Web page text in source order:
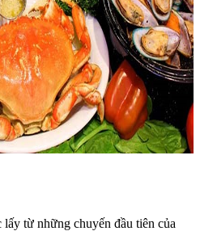
từ những chuyến đầu tiên của